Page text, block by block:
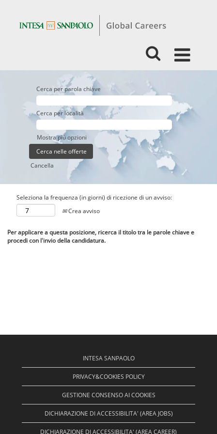
Cerca per parola chiave
Cerca per località
Mostra più opzioni
Cancella
Seleziona la frequenza (in giorni) di ricezione di un avviso:
Crea avviso
Per applicare a questa posizione, ricerca il titolo tra le parole chiave e
procedi con l'invio della candidatura.
INTESA SANPAOLO
PRIVACY&COOKIES POLICY
GESTIONE CONSENSO AI COOKIES
DICHIARAZIONE DI ACCESSIBILITA' (AREA JOBS)
DICHIARAZIONE DI ACCESSIBILITA' (AREA CAREER)